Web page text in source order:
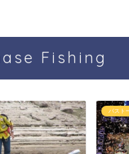
Fishing
バストーナメント